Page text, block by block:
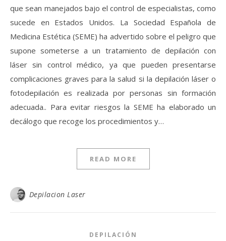
que sean manejados bajo el control de especialistas, como
sucede en Estados Unidos. La Sociedad Española de
Medicina Estética (SEME) ha advertido sobre el peligro que
supone someterse a un tratamiento de depilación con
láser sin control médico, ya que pueden presentarse
complicaciones graves para la salud si la depilación láser o
fotodepilación es realizada por personas sin formación
adecuada.. Para evitar riesgos la SEME ha elaborado un
decálogo que recoge los procedimientos y…
READ MORE
Depilacion Laser
DEPILACIÓN